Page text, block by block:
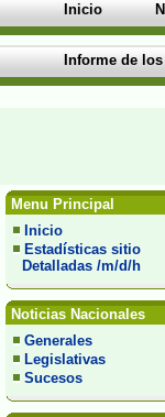
Inicio
Informe de
Menu Principal
Inicio
Estadísticas sitio
Detalladas /m/d/h
Noticias Nacionales
Generales
Legislativas
Sucesos